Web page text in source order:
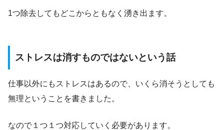
1つ除去してもどこからともなく湧き出ます。
ストレスは消すものではないという話
仕事以外にもストレスはあるので、いくら消そうとしても
無理ということを書きました。
なので１つ１つ対応していく必要があります。